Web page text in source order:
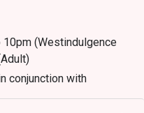
纵情享受。
热带水果，为您的餐点
的国民饮品，新鲜现
(Westindulgence
conjunction with
and inhouse